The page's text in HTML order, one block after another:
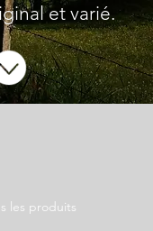
et varié.
les produits